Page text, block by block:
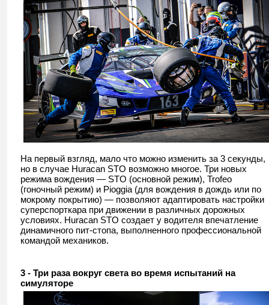
На первый взгляд, мало что можно изменить за 3 секунды,
но в случае Huracan STO возможно многое. Три новых
режима вождения — STO (основной режим), Trofeo
(гоночный режим) и Pioggia (для вождения в дождь или по
мокрому покрытию) — позволяют адаптировать настройки
суперспорткара при движении в различных дорожных
условиях. Huracan STO создает у водителя впечатление
динамичного пит-стопа, выполненного профессиональной
командой механиков.
3 - Три раза вокруг света во время испытаний на
симуляторе